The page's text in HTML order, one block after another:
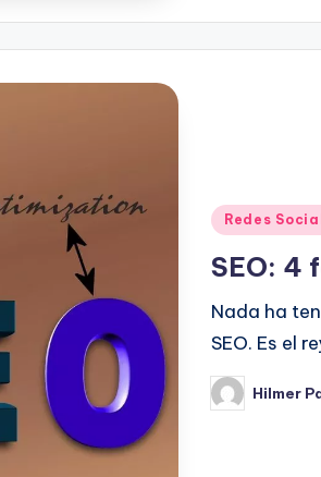
Publicado
Redes
SEO: 4
Nada ha
SEO. Es el
Publicado
por
Hilmer